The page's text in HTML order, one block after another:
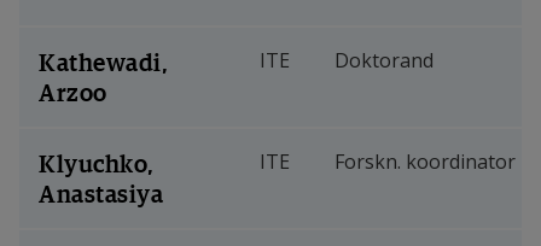
Kathewadi,
Arzoo
ITE Doktorand
Klyuchko,
Anastasiya
ITE Forskn. koordinator